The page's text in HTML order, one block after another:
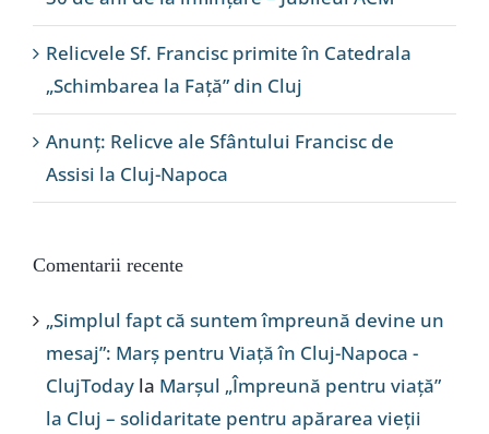
Relicvele Sf. Francisc primite în Catedrala
„Schimbarea la Față” din Cluj
Anunț: Relicve ale Sfântului Francisc de
Assisi la Cluj-Napoca
Comentarii recente
„Simplul fapt că suntem împreună devine un
mesaj”: Marș pentru Viață în Cluj-Napoca -
ClujToday la Marșul „Împreună pentru viață”
la Cluj – solidaritate pentru apărarea vieții